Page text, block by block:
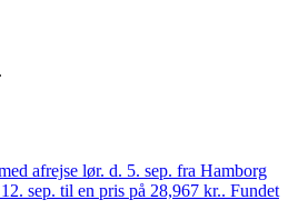
afrejse lør. d. 5. sep. fra Hamborg
sep. til en pris på 28,967 kr.. Fundet